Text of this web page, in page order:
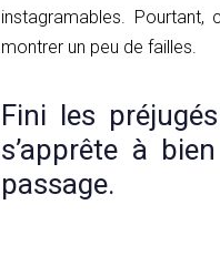
instagramables.
montrer un peu de failles.
Fini les
s’apprête à
passage.